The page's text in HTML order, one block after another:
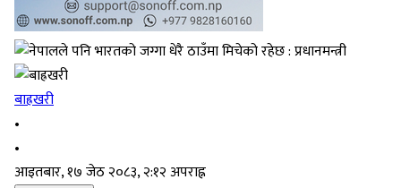
बाह्रखरी
•
•
आइतबार, १७ जेठ २०८३, २:१२ अपराह्न